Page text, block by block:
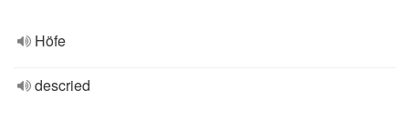
Höfe
descried